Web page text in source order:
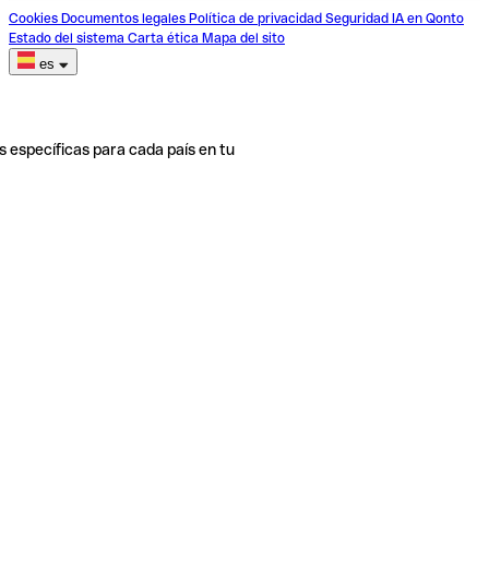
Cookies Documentos legales Política de privacidad Seguridad IA en Qonto
Estado del sistema Carta ética Mapa del sito
es
específicas para cada país en tu